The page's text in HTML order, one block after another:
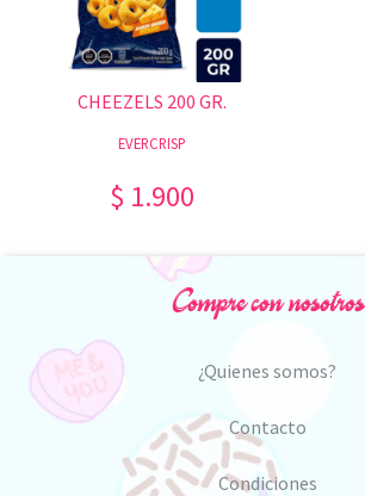
CHEEZELS 200 GR.
EVERCRISP
$ 1.900
Compre con nosotros
¿Quienes somos?
Contacto
Condiciones